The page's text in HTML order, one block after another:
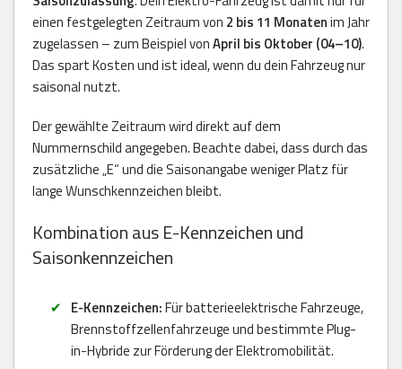
einen festgelegten Zeitraum von 2 bis 11 Monatenim Jahr
zugelassen – zum Beispiel vonApril bis Oktober (04–10).
Das spart Kosten und ist ideal, wenn du dein Fahrzeug nur
saisonal nutzt.
Der gewählte Zeitraum wird direkt auf dem
Nummernschild angegeben. Beachte dabei, dass durch das
zusätzliche „E“ und die Saisonangabe weniger Platz für
lange Wunschkennzeichen bleibt.
Kombination aus E-Kennzeichen und
Saisonkennzeichen
E-Kennzeichen:Für batterieelektrische Fahrzeuge,
Brennstoffzellenfahrzeuge und bestimmte Plug-
in-Hybride zur Förderung der Elektromobilität.